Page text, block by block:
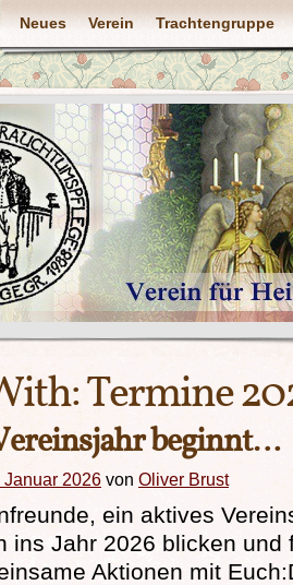
Neues Verein Trachtengruppe
Termine
beginnt…
Januar 2026 von Oliver Brust
ein aktives
ins Jahr 2026 blicken und
Aktionen mit